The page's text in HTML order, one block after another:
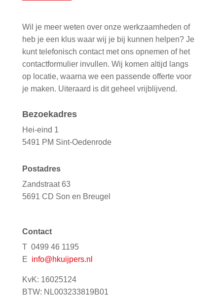
Wil je meer weten over onze werkzaamheden of
heb je een klus waar wij je bij kunnen helpen? Je
kunt telefonisch contact met ons opnemen of het
contactformulier invullen. Wij komen altijd langs
op locatie, waarna we een passende offerte voor
je maken. Uiteraard is dit geheel vrijblijvend.
Bezoekadres
Hei-eind 1
5491 PM Sint-Oedenrode
Postadres
Zandstraat 63
5691 CD Son en Breugel
Contact
T 0499 46 1195
E info@hkuijpers.nl
KvK: 16025124
BTW: NL003233819B01